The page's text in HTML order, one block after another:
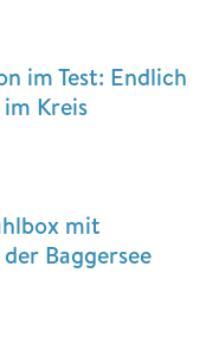
im Test: Endlich
Kreis
mit
Baggersee